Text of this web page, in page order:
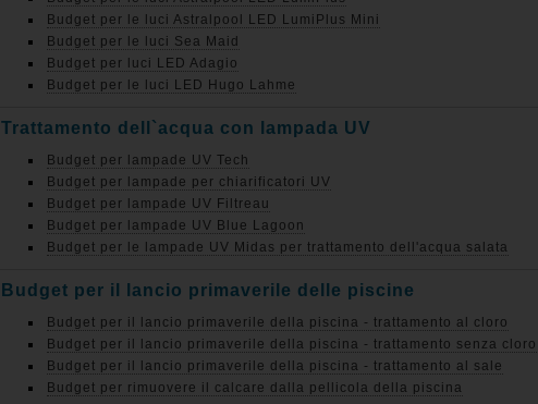
Budget per le luci Astralpool LED LumiPlus Mini
Budget per le luci Sea Maid
Budget per luci LED Adagio
Budget per le luci LED Hugo Lahme
Trattamento dell`acqua con lampada UV
Budget per lampade UV Tech
Budget per lampade per chiarificatori UV
Budget per lampade UV Filtreau
Budget per lampade UV Blue Lagoon
Budget per le lampade UV Midas per trattamento dell'acqua salata
Budget per il lancio primaverile delle piscine
Budget per il lancio primaverile della piscina - trattamento al cloro
Budget per il lancio primaverile della piscina - trattamento senza cloro
Budget per il lancio primaverile della piscina - trattamento al sale
Budget per rimuovere il calcare dalla pellicola della piscina